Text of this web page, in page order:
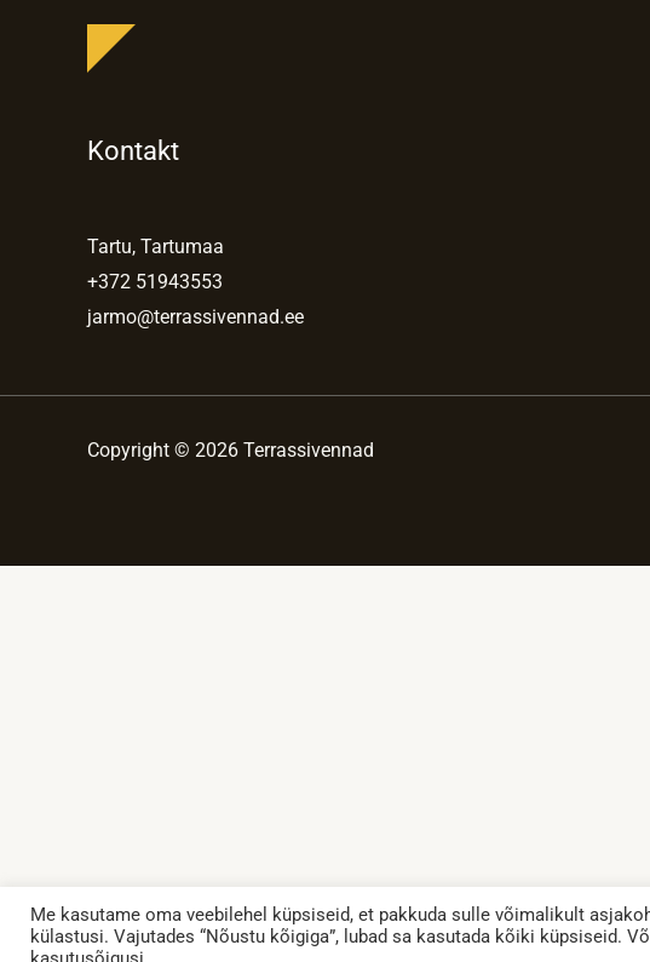
Kontakt
Tartu, Tartumaa
+372 51943553
jarmo@terrassivennad.ee
Copyright © 2026 Terrassivennad
Me kasutame oma veebilehel küpsiseid, et pakkuda sulle võimalikult
külastusi. Vajutades “Nõustu kõigiga”, lubad sa kasutada kõiki küpsiseid.